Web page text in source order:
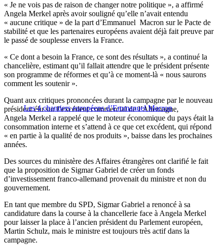
« Je ne vois pas de raison de changer notre politique », a affirmé
Angela Merkel après avoir souligné qu’elle n’avait entendu
« aucune critique » de la part d’Emmanuel Macron sur le Pacte de
stabilité et que les partenaires européens avaient déjà fait preuve par
le passé de souplesse envers la France.
« Ce dont a besoin la France, ce sont des résultats », a continué la
chancelière, estimant qu’il fallait attendre que le président présente
son programme de réformes et qu’à ce moment-là « nous saurons
comment les soutenir ».
Les 4 chantiers européens d’Emmanuel Macron
Quant aux critiques prononcées durant la campagne par le nouveau
président élu sur l’excédent commercial de l’Allemagne,
Angela Merkel a rappelé que le moteur économique du pays était la
consommation interne et s’attend à ce que cet excédent, qui répond
« en partie à la qualité de nos produits », baisse dans les prochaines
années.
Des sources du ministère des Affaires étrangères ont clarifié le fait
que la proposition de Sigmar Gabriel de créer un fonds
d’investissement franco-allemand provenait du ministre et non du
gouvernement.
En tant que membre du SPD, Sigmar Gabriel a renoncé à sa
candidature dans la course à la chancellerie face à Angela Merkel
pour laisser la place à l’ancien président du Parlement européen,
Martin Schulz, mais le ministre est toujours très actif dans la
campagne.